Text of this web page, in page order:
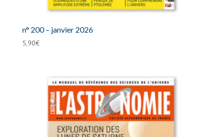
n° 200 – janvier 2026
5,90€